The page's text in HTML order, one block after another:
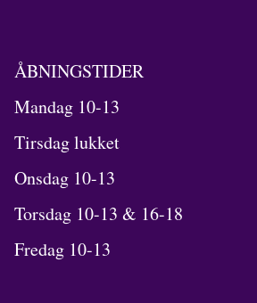
ÅBNINGSTIDER
Mandag 10-13
Tirsdag lukket
Onsdag 10-13
Torsdag 10-13 & 16-18
Fredag 10-13